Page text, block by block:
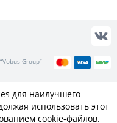
Group”
для наилучшего
использовать этот
cookie-файлов.